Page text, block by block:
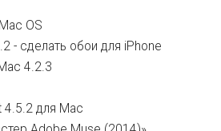
OS
- сделать обои для iPhone
4.2.3
4.5.2 для Mac